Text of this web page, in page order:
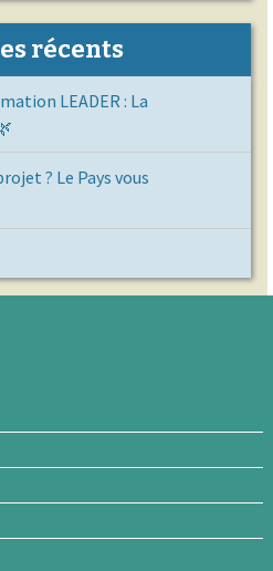
récents
LEADER : La
? Le Pays vous